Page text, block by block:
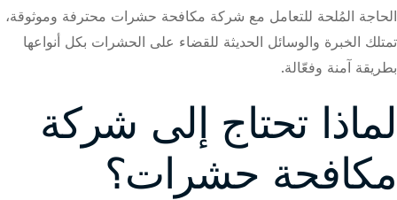
الحاجة المُلحة للتعامل مع شركة مكافحة حشرات محترفة وموثوقة،
تمتلك الخبرة والوسائل الحديثة للقضاء على الحشرات بكل أنواعها
بطريقة آمنة وفعّالة.
لماذا تحتاج إلى شركة
مكافحة حشرات؟